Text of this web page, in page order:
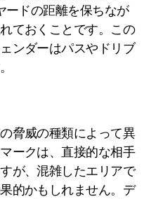
ードの距離を保ちなが
ておくことです。この
ンダーはパスやドリブ
脅威の種類によって異
ークは、直接的な相手
が、混雑したエリアで
的かもしれません。デ